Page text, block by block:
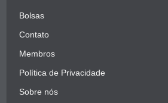
Bolsas
Contato
Membros
Política de Privacidade
Sobre nós